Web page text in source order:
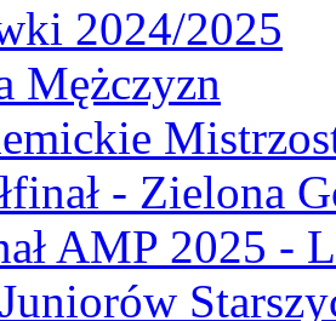
2024/2025
Mężczyzn
- Zielona
AMP 2025 -